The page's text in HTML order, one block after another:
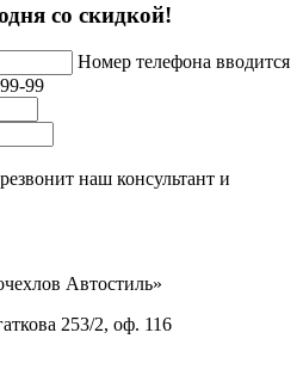
со скидкой!
Номер телефона вводится
99
наш консультант и
Автостиль»
253/2, оф. 116